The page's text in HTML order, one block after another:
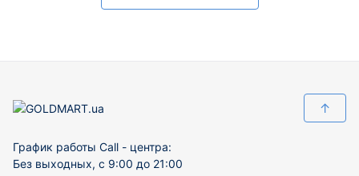
↑
График работы Call - центра:
Без выходных, с 9:00 до 21:00